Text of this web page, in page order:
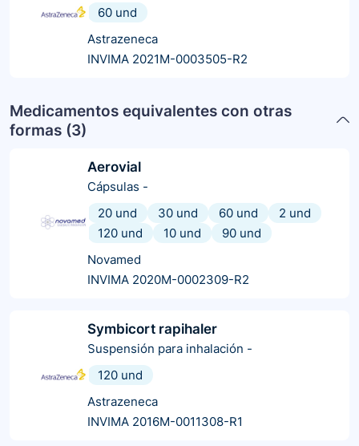
60 und
Astrazeneca
INVIMA 2021M-0003505-R2
Medicamentos equivalentes con otras
formas (3)
Aerovial
Cápsulas -
20 und
30 und 60 und
2 und
120 und
10 und
90 und
Novamed
INVIMA 2020M-0002309-R2
Symbicort rapihaler
Suspensión para inhalación -
120 und
Astrazeneca
INVIMA 2016M-0011308-R1